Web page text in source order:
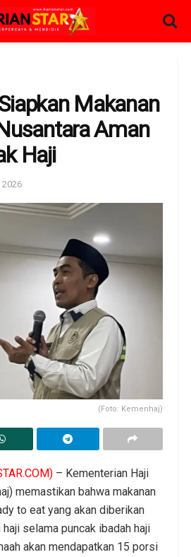
Makanan
Aman
Haji
2026
(Foto: Kemenhaj)
– Kementerian Haji
memastikan bahwa makanan
to eat yang akan diberikan
selama puncak ibadah haji
akan mendapatkan 15 porsi